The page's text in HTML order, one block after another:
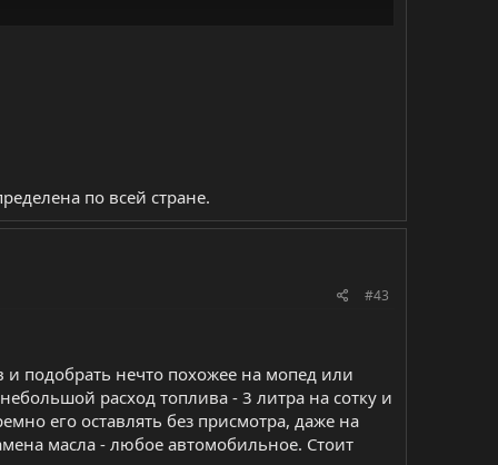
по всей стране.
#43
и подобрать нечто похожее на мопед или
расход топлива - 3 литра на сотку и
его оставлять без присмотра, даже на
масла - любое автомобильное. Стоит